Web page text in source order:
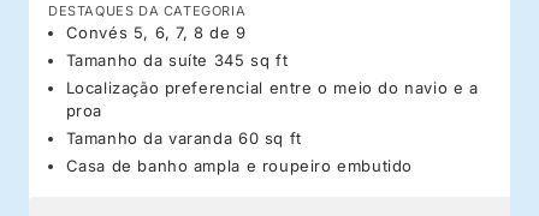
DESTAQUES DA CATEGORIA
Convés 5, 6, 7, 8 de 9
Tamanho da suíte 345 sq ft
Localização preferencial entre o meio do navio e a
proa
Tamanho da varanda 60 sq ft
Casa de banho ampla e roupeiro embutido